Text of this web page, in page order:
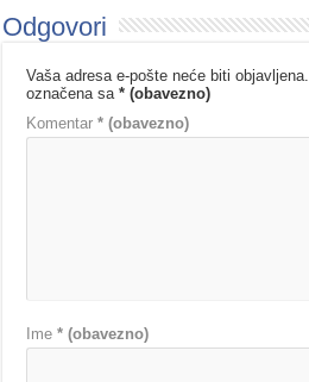
Odgovori
Vaša adresa e-pošte neće biti objavljena.
označena sa* (obavezno)
Komentar* (obavezno)
Ime* (obavezno)